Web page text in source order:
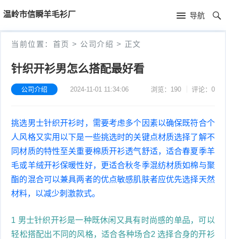
温岭市信瞬羊毛衫厂 导航
首
页
首
当前位置： 首页 > 公司介绍 > 正文
针织开衫男怎么搭配最好看
公司介绍 2024-11-01 11:34:06 浏览：190 评论：0
挑选男士针织开衫时，需要考虑多个因素以确保既符合个
人风格又实用以下是一些挑选时的关键点材质选择了解不
同材质的特性至关重要棉质开衫透气舒适，适合春夏季羊
毛或羊绒开衫保暖性好，更适合秋冬季混纺材质如棉与聚
酯的混合可以兼具两者的优点敏感肌肤者应优先选择天然
材料，以减少刺激款式。
1 男士针织开衫是一种既休闲又具有时尚感的单品，可以
轻松搭配出不同的风格，适合各种场合2 选择合身的开衫